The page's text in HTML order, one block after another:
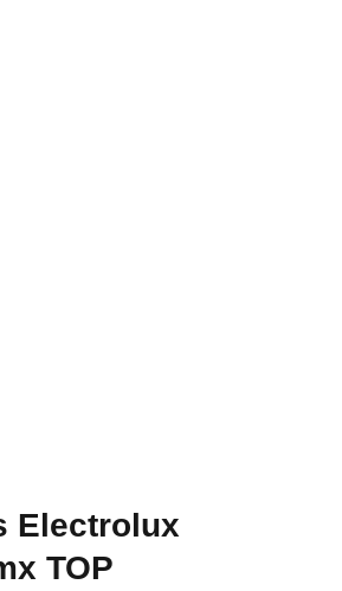
Electrolux
TOP